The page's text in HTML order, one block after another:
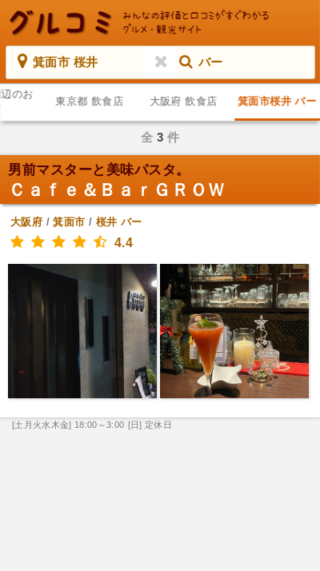
箕面市 桜井 バー
のお
東京都 飲食店 大阪府 飲食店 箕面市桜井 バー
全 3 件
男前マスターと美味パスタ。
Ｃａｆｅ＆ＢａｒＧＲＯＷ
大阪府 /箕面市 / 桜井 バー
4.4
[土月火水木金] 18:00～3:00 [日] 定休日